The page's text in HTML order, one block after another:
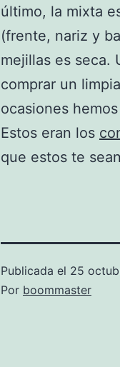
último, la mixta
(frente, nariz y
mejillas es seca.
comprar un
ocasiones
Estos eran los
que estos te
Publicada el 25
Por boommaster